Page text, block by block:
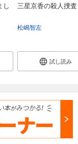
し
三星京香の殺人捜査
松嶋智左
試し読み